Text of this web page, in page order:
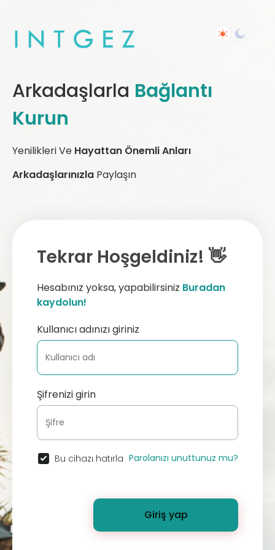
Arkadaşlarla Bağlantı
Kurun
Yenilikleri Ve Hayattan Önemli Anları
Arkadaşlarınızla Paylaşın
Tekrar Hoşgeldiniz! 👋
Hesabınız yoksa, yapabilirsiniz Buradan
kaydolun!
Kullanıcı adınızı giriniz
Şifrenizi girin
Bu cihazı hatırla Parolanızı unuttunuz mu?
Giriş yap